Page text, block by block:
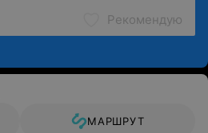
Рекомендую
МАРШРУТ